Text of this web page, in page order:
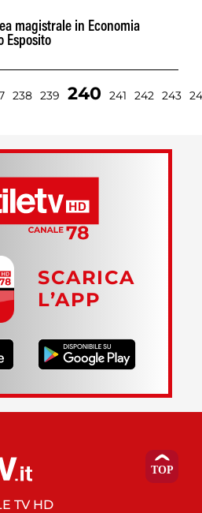
magistrale in Economia
Esposito
238 239 240 241 242 243
SCARICA
L’APP
TV HD